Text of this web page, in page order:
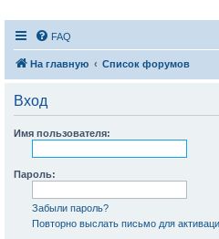
FAQ
На главную Список форумов
Вход
Имя пользователя:
Пароль:
Забыли пароль?
Повторно выслать письмо для